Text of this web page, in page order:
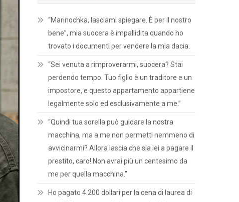
“Marinochka, lasciami spiegare. È per il nostro
bene”, mia suocera è impallidita quando ho
trovato i documenti per vendere la mia dacia.
“Sei venuta a rimproverarmi, suocera? Stai
perdendo tempo. Tuo figlio è un traditore e un
impostore, e questo appartamento appartiene
legalmente solo ed esclusivamente a me.”
“Quindi tua sorella può guidare la nostra
macchina, ma a me non permetti nemmeno di
avvicinarmi? Allora lascia che sia lei a pagare il
prestito, caro! Non avrai più un centesimo da
me per quella macchina.”
Ho pagato 4.200 dollari per la cena di laurea di